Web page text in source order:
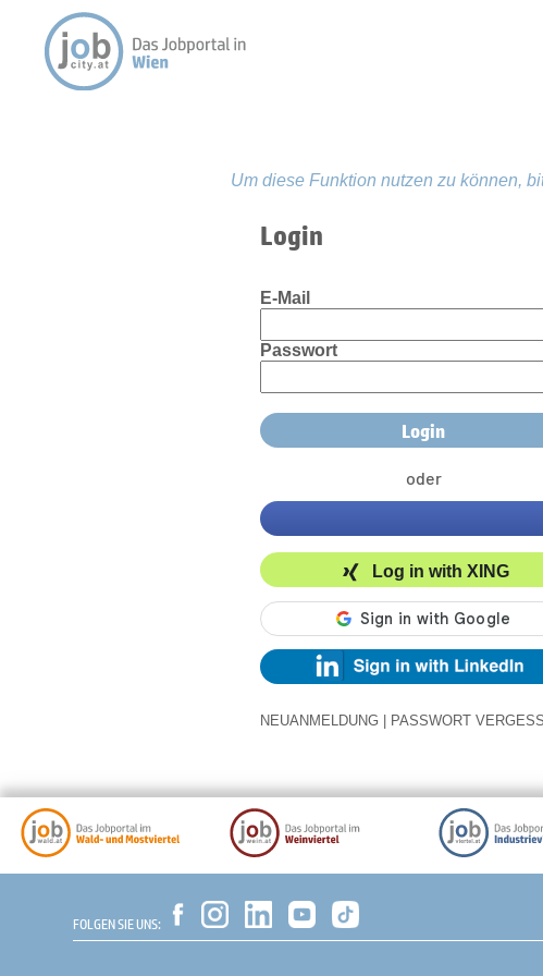
Um diese Funktion nutzen zu können,
Login
E-Mail
Passwort
oder
Log in with XING
NEUANMELDUNG PASSWORT
FOLGEN SIE UNS: